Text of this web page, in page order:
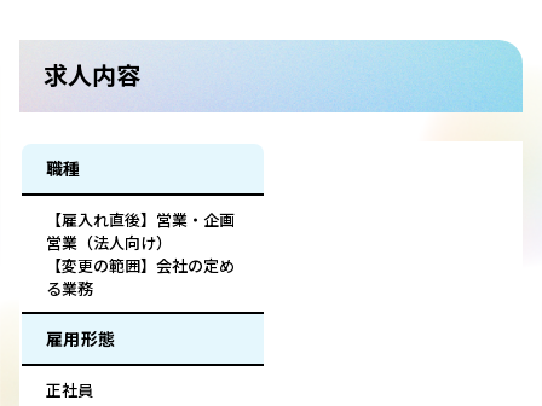
求人内容
職種
【雇入れ直後】営業・企画
営業（法人向け）
【変更の範囲】会社の定め
る業務
雇用形態
正社員